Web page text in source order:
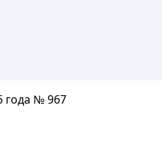
года № 967